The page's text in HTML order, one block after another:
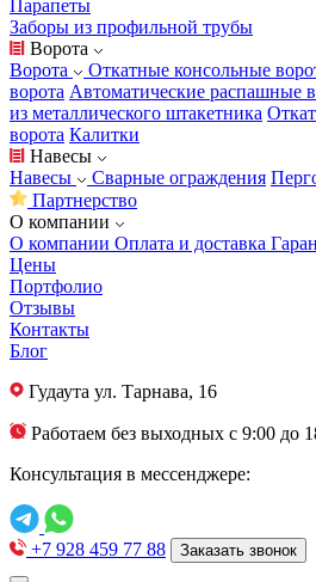
Парапеты
Заборы из профильной трубы
Ворота
Ворота
Откатные консольные
ворота Автоматические распашные
из металлического штакетника
ворота Калитки
Навесы
Навесы
Сварные ограждения
Партнерство
О компании
О компании Оплата и доставка
Цены
Портфолио
Отзывы
Контакты
Блог
Гудаута ул. Тарнава, 16
Работаем без выходных с 9:00 до
Консультация в мессенджере:
+7 928 459 77 88 Заказать звонок